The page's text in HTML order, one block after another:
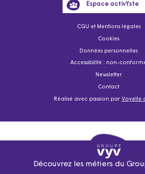
CGU et Mentions légales
Cookies
Données personnelles
Accessibilité : non-
Newsletter
Contact
Réalisé avec passion par Voyelle
Espace activYste
Découvrez les métiers du